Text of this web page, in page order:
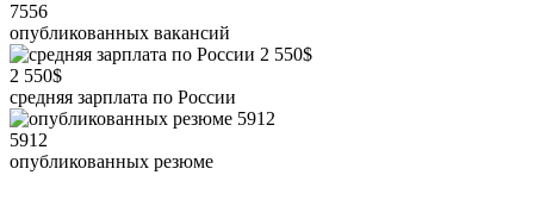
7556
опубликованных вакансий
2 550$
средняя зарплата по России
5912
опубликованных резюме